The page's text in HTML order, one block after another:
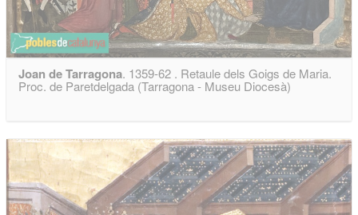
Joan de Tarragona. 1359-62 . Retaule dels Goigs de Maria.
Proc. de Paretdelgada (Tarragona - Museu Diocesà)